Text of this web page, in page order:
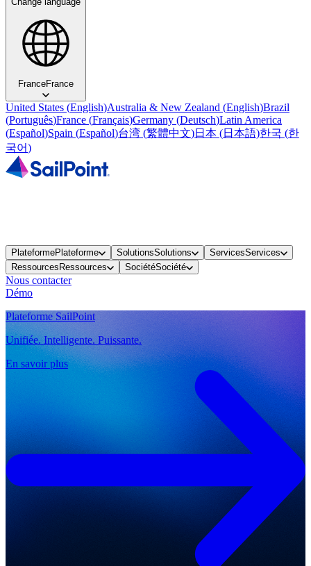
FranceFrance
United States (English)Australia & New Zealand (English)Brazil
(Português)France (Français)Germany (Deutsch)Latin America
(Español)Spain (Español)台湾 (繁體中文)日本 (日本語)한국 (한
국어)
PlateformePlateforme SolutionsSolutions ServicesServices
Ressources Ressources SociétéSociété
Nous contacter
Démo
Plateforme SailPoint
Unifiée. Intelligente. Puissante.
En savoir plus